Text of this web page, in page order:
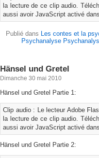
la lecture de ce clip audio.
aussi avoir JavaScript activé
Publié dans Les contes et la
Psychanalyse
Hänsel und Gretel
Dimanche 30 mai 2010
Hänsel und Gretel Partie 1:
Clip audio : Le lecteur Adobe
la lecture de ce clip audio.
aussi avoir JavaScript activé
Hänsel und Gretel Partie 2: